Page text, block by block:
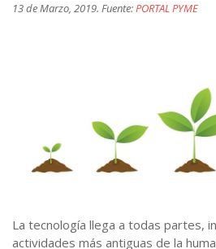
13 de Marzo, 2019. Fuente:PORTAL PYME
La tecnología llega a todas partes,
actividades más antiguas de la